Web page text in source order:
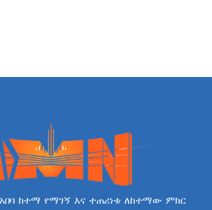
ከተማ የማገኝ እና ተጠሪነቱ ለከተማው ምክር